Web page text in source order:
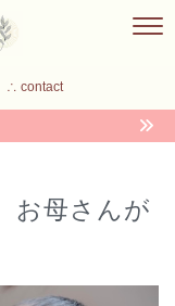
∴ contact
お母さんが